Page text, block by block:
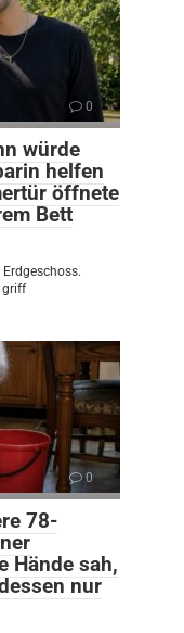
0
würde
helfen
öffnete
Bett
Erdgeschoss.
griff
0
78-
Hände sah,
nur